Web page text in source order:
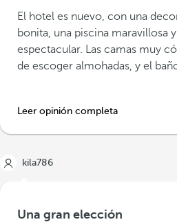
El hotel es nuevo, con una
bonita, una piscina maravillosa
espectacular. Las camas muy
de escoger almohadas, y el
Leer opinión completa
kila786
Una gran elección